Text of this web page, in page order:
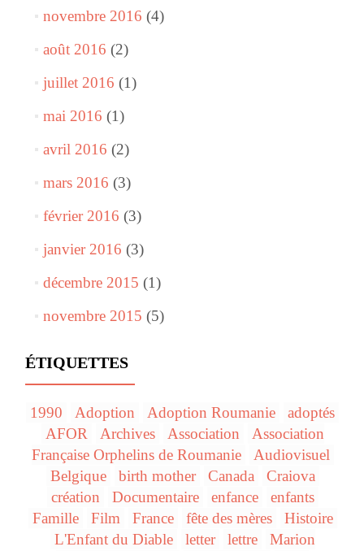
novembre 2016 (4)
août 2016 (2)
juillet 2016 (1)
mai 2016 (1)
avril 2016 (2)
mars 2016 (3)
février 2016 (3)
janvier 2016 (3)
décembre 2015 (1)
novembre 2015 (5)
ÉTIQUETTES
1990 Adoption Adoption Roumanie
adoptés
AFOR
Archives Association
Association
Française Orphelins de Roumanie
Audiovisuel
Belgique
birth mother Canada
Craiova
création
Documentaire enfance
enfants
Famille
Film France fête des mères
Histoire
L'Enfant du Diable
letter lettre
Marion